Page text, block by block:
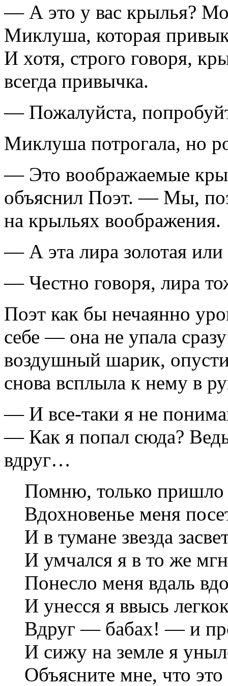
— А это у вас крылья?
Миклуша, которая
И хотя, строго говоря,
всегда привычка.
— Пожалуйста,
Миклуша потрогала, но
— Это воображаемые
объяснил Поэт. — Мы,
на крыльях воображения.
— А эта лира золотая или
— Честно говоря, лира
Поэт как бы нечаянно
себе — она не упала
воздушный шарик,
снова всплыла к нему в
— И все-таки я не
— Как я попал сюда?
вдруг…
Помню, только пришло
Вдохновенье меня
И в тумане звезда
И умчался я в то же
Понесло меня вдаль
И унесся я ввысь
Вдруг — бабах! — и
И сижу на земле я
Объясните мне, что